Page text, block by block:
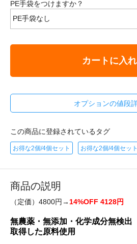
PE手袋をつけますか？
カートに入
オプションの値段
この商品に登録されているタグ
お得な2個/4個セット お得な2個/4個セット
商品の説明
（定価）4800円→ 14%OFF 4128円
無農薬・無添加・化学成分無検
取得した原料使用